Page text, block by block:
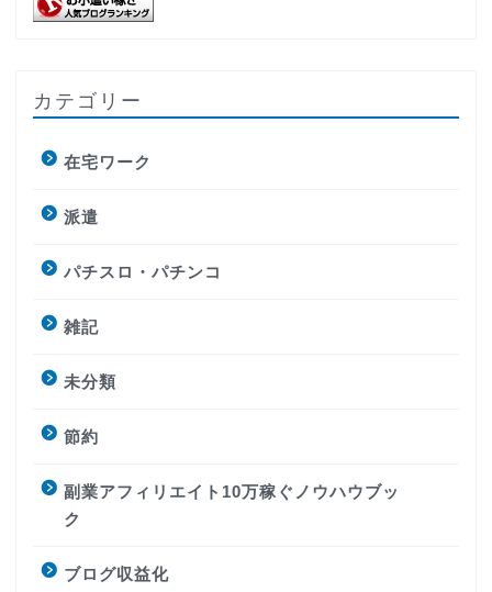
カテゴリー
在宅ワーク
派遣
パチスロ・パチンコ
雑記
未分類
節約
副業アフィリエイト10万稼ぐノウハウブッ
ク
ブログ収益化